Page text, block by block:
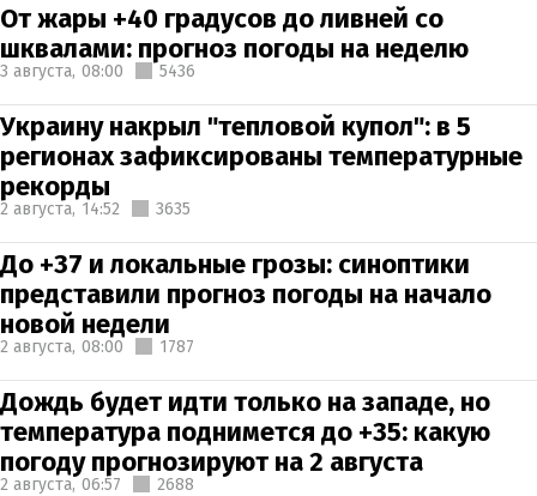
От жары +40 градусов до ливней со
шквалами: прогноз погоды на неделю
3 августа, 08:00 5436
Украину накрыл "тепловой купол": в 5
регионах зафиксированы температурные
рекорды
2 августа, 14:52 3635
До +37 и локальные грозы: синоптики
представили прогноз погоды на начало
новой недели
2 августа, 08:00 1787
Дождь будет идти только на западе, но
температура поднимется до +35: какую
погоду прогнозируют на 2 августа
2 августа, 06:57 2688